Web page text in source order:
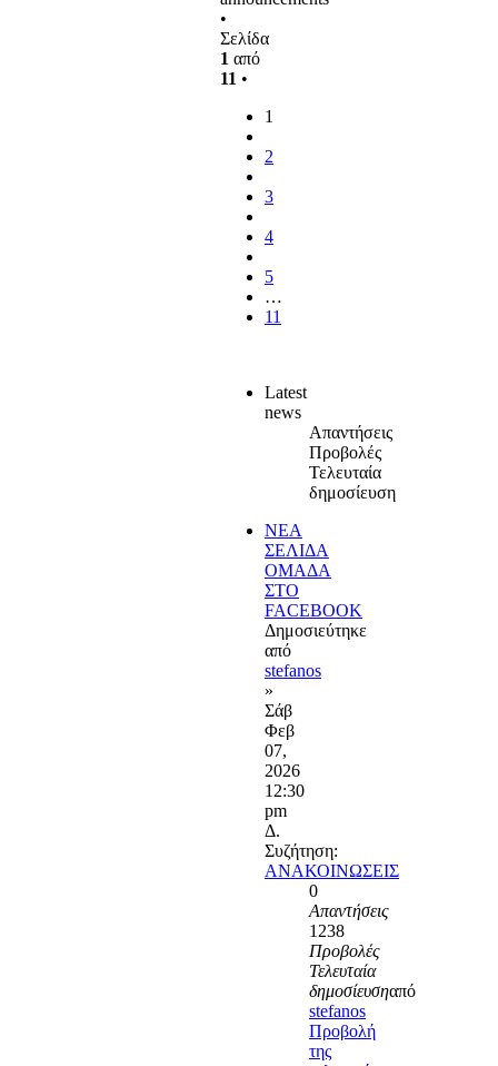
•
Σελίδα
1 από
11 •
1
2
3
4
5
…
11
Latest
news
Απαντήσεις
Προβολές
Τελευταία
δημοσίευση
ΝΕΑ
ΣΕΛΙΔΑ
ΟΜΑΔΑ
ΣΤΟ
FACEBOOK
Δημοσιεύτηκε
από
stefanos
»
Σάβ
Φεβ
07,
2026
12:30
pm
Δ.
Συζήτηση:
ΑΝΑΚΟΙΝΩΣΕΙΣ
0
Απαντήσεις
1238
Προβολές
Τελευταία
δημοσίευσηαπό
stefanos
Προβολή
της